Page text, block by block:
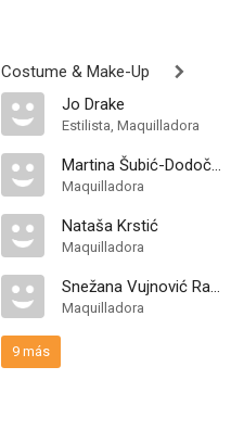
Costume & Make-Up
Jo Drake
Estilista, Maquilladora
Martina Šubić-Dodočić
Maquilladora
Nataša Krstić
Maquilladora
Snežana Vujnović Radivojević
Maquilladora
9 más